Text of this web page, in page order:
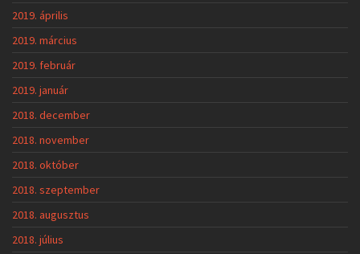
2019. április
2019. március
2019. február
2019. január
2018. december
2018. november
2018. október
2018. szeptember
2018. augusztus
2018. július